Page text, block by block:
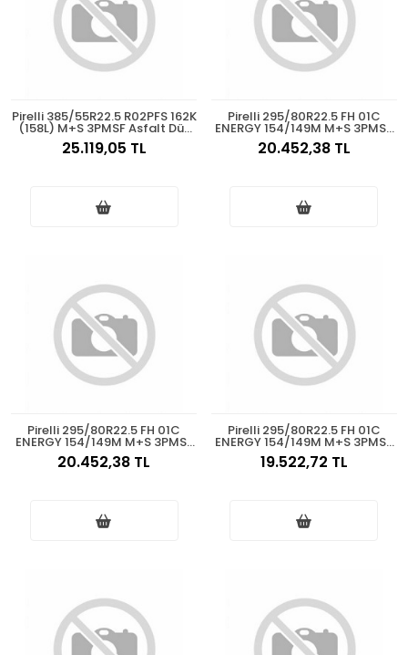
Pirelli 385/55R22.5 R02PFS 162K
(158L) M+S 3PMSF Asfalt Düz
2025
25.119,05 TL
Pirelli 295/80R22.5 FH 01C
ENERGY 154/149M M+S 3PMSF
Asfalt Düz 2025
20.452,38 TL
Pirelli 295/80R22.5 FH 01C
ENERGY 154/149M M+S 3PMSF
Asfalt Düz 2025
20.452,38 TL
Pirelli 295/80R22.5 FH 01C
ENERGY 154/149M M+S 3PMSF
Asfalt Düz 2025
19.522,72 TL